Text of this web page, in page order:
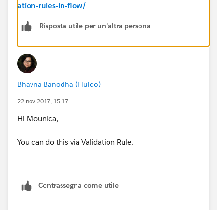
ation-rules-in-flow/
Risposta utile per un'altra persona
Bhavna Banodha (Fluido)
22 nov 2017, 15:17
Hi Mounica,
You can do this via Validation Rule.
Contrassegna come utile